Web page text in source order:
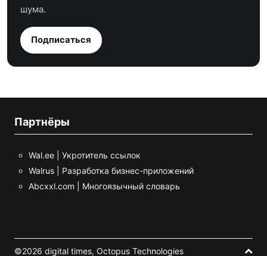
шума.
Подписаться
Партнёры
Wal.ee | Укротитель ссылок
Walrus | Разработка бизнес-приложений
Abcxxl.com | Многоязычный словарь
©2026 digital times, Octopus Technologies